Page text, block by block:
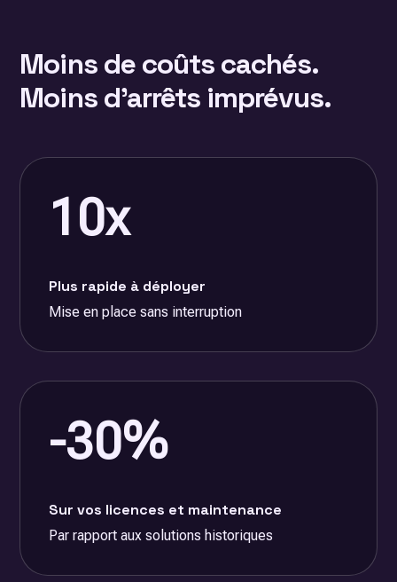
Moins de coûts cachés.
Moins d'arrêts imprévus.
10x
Plus rapide à déployer
Mise en place sans interruption
-30%
Sur vos licences et maintenance
Par rapport aux solutions historiques